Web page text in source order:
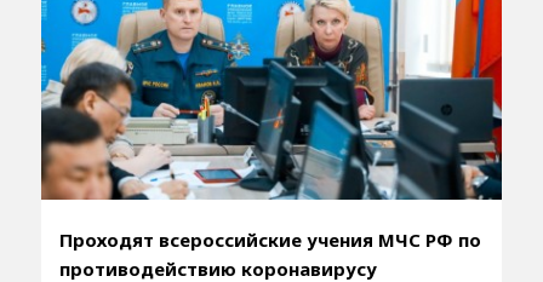
Проходят всероссийские учения МЧС РФ по
противодействию коронавирусу